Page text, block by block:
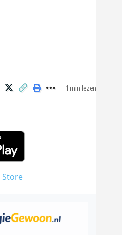
1 min lezen